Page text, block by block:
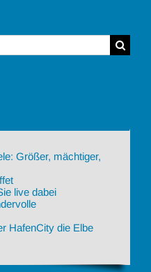
Größer, mächtiger,
live dabei
HafenCity die Elbe